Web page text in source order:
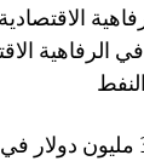
الرفاهية